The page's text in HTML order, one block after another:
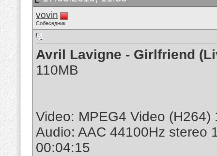
vovin
Собеседник
Avril Lavigne - Girlfriend
110MB
Video: MPEG4 Video
Audio: AAC 44100Hz stereo
00:04:15